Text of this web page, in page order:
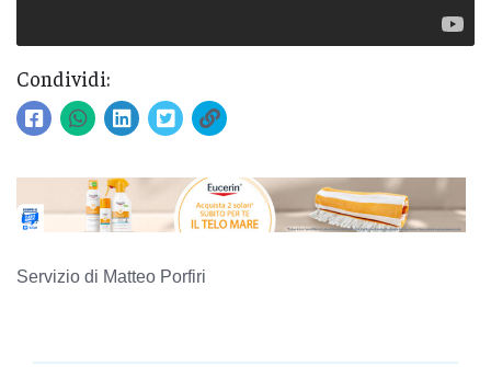
Condividi:
Servizio di Matteo Porfiri